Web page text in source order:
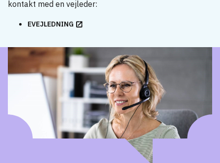
kontakt med en vejleder:
EVEJLEDNING